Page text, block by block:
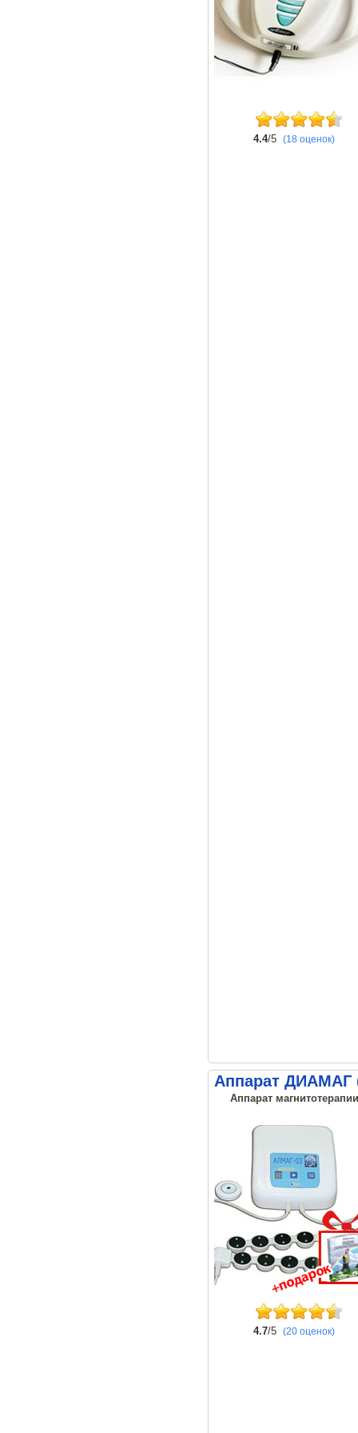
4.4/5 (18 оценок)
Аппарат ДИАМАГ
Аппарат
4.7/5 (20 оценок)